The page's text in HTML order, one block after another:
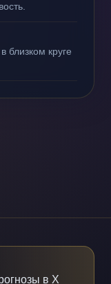
близком круге
в X